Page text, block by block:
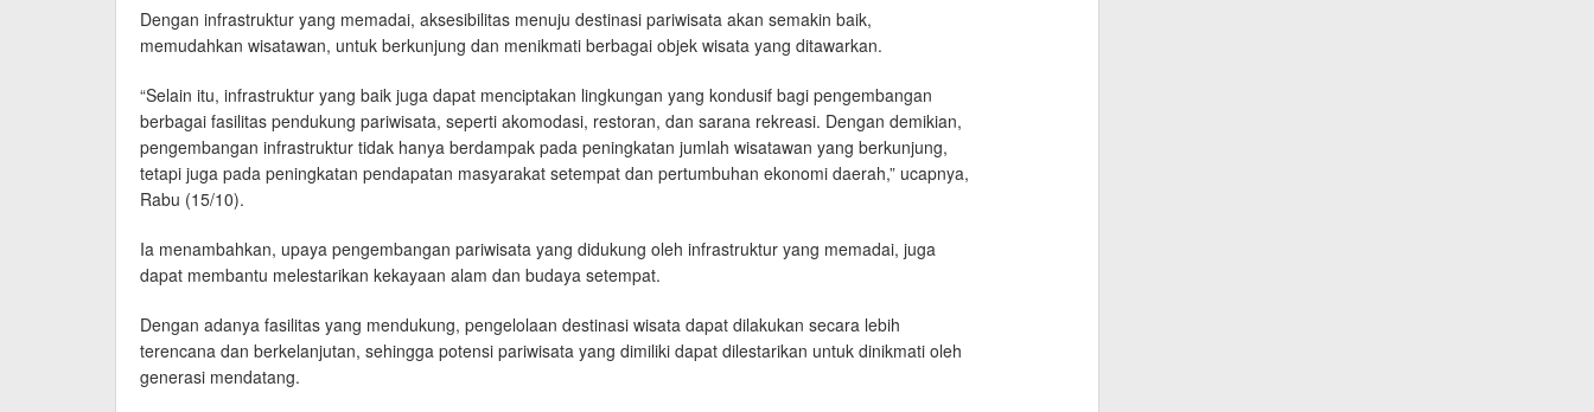
Dengan infrastruktur yang memadai, aksesibilitas menuju destinasi pariwisata akan semakin baik,
memudahkan wisatawan, untuk berkunjung dan menikmati berbagai objek wisata yang ditawarkan.
“Selain itu, infrastruktur yang baik juga dapat menciptakan lingkungan yang kondusif bagi pengembangan
berbagai fasilitas pendukung pariwisata, seperti akomodasi, restoran, dan sarana rekreasi. Dengan demikian,
pengembangan infrastruktur tidak hanya berdampak pada peningkatan jumlah wisatawan yang berkunjung,
tetapi juga pada peningkatan pendapatan masyarakat setempat dan pertumbuhan ekonomi daerah,” ucapnya,
Rabu (15/10).
Ia menambahkan, upaya pengembangan pariwisata yang didukung oleh infrastruktur yang memadai, juga
dapat membantu melestarikan kekayaan alam dan budaya setempat.
Dengan adanya fasilitas yang mendukung, pengelolaan destinasi wisata dapat dilakukan secara lebih
terencana dan berkelanjutan, sehingga potensi pariwisata yang dimiliki dapat dilestarikan untuk dinikmati oleh
generasi mendatang.